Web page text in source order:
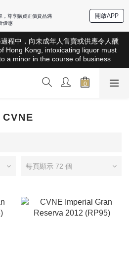
，尊享購買正價貨品滿
優惠
開啟APP
程中，向未成年人售賣或供應令人醺
Hong Kong, intoxicating liquor must
a minor in the course of business
程中，向未成年人售賣或供應令人醺
Hong Kong, intoxicating liquor must
a minor in the course of business
港）； HK$2500 免運費（澳門）；
）；TWD20,000免運費（台灣）；
程中，向未成年人售賣或供應令人醺
Hong Kong, intoxicating liquor must
CVNE
每頁顯示 72 個